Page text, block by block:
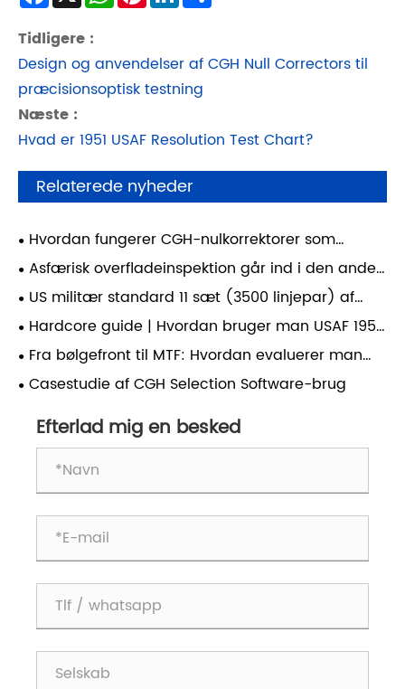
Tidligere :
Design og anvendelser af CGH Null Correctors til
præcisionsoptisk testning
Næste :
Hvad er 1951 USAF Resolution Test Chart?
Relaterede nyheder
Hvordan fungerer CGH-nulkorrektorer som
diffraktive nullinser (DNL) for at muliggøre
aspheretestning med høj præcision?
Asfærisk overfladeinspektion går ind i den anden
æra: Hvordan definerer effektivitet livslinjen for
kvalitativ ændring i fremtidig optisk fremstilling?
US militær standard 11 sæt (3500 linjepar) af
ultrahøj opløsning testmål: en
nøgleverifikationsstandard for den sande
opløsningsevne af high-end linser.
Hardcore guide | Hvordan bruger man USAF 1951
korrekt til at kalibrere optisk systemopløsning?
Fra bølgefront til MTF: Hvordan evaluerer man
fuldt ud et optisk system?
Casestudie af CGH Selection Software-brug
Efterlad mig en besked